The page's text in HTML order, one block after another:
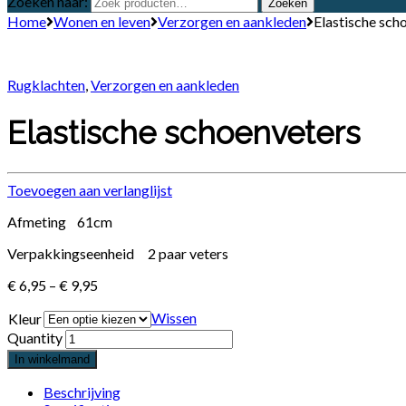
Zoeken
Home Wonen en leven Verzorgen en aankleden Elastische
Rugklachten,Verzorgen en aankleden
Elastische schoenveters
Toevoegen aan verlanglijst
Afmeting 61cm
Verpakkingseenheid 2 paar veters
€6,95 – € 9,95
Kleur
Wissen
Quantity
In winkelmand
Beschrijving